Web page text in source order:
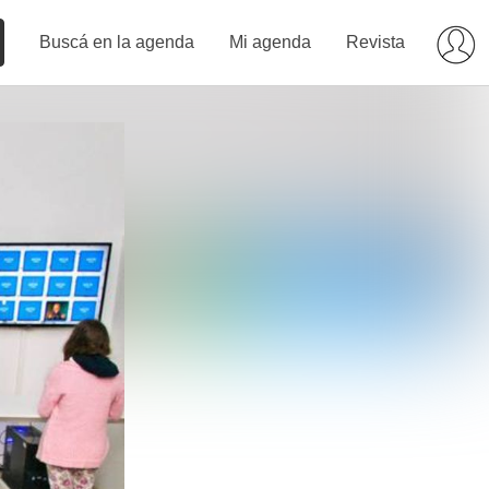
Buscá en la agenda Mi agenda Revista